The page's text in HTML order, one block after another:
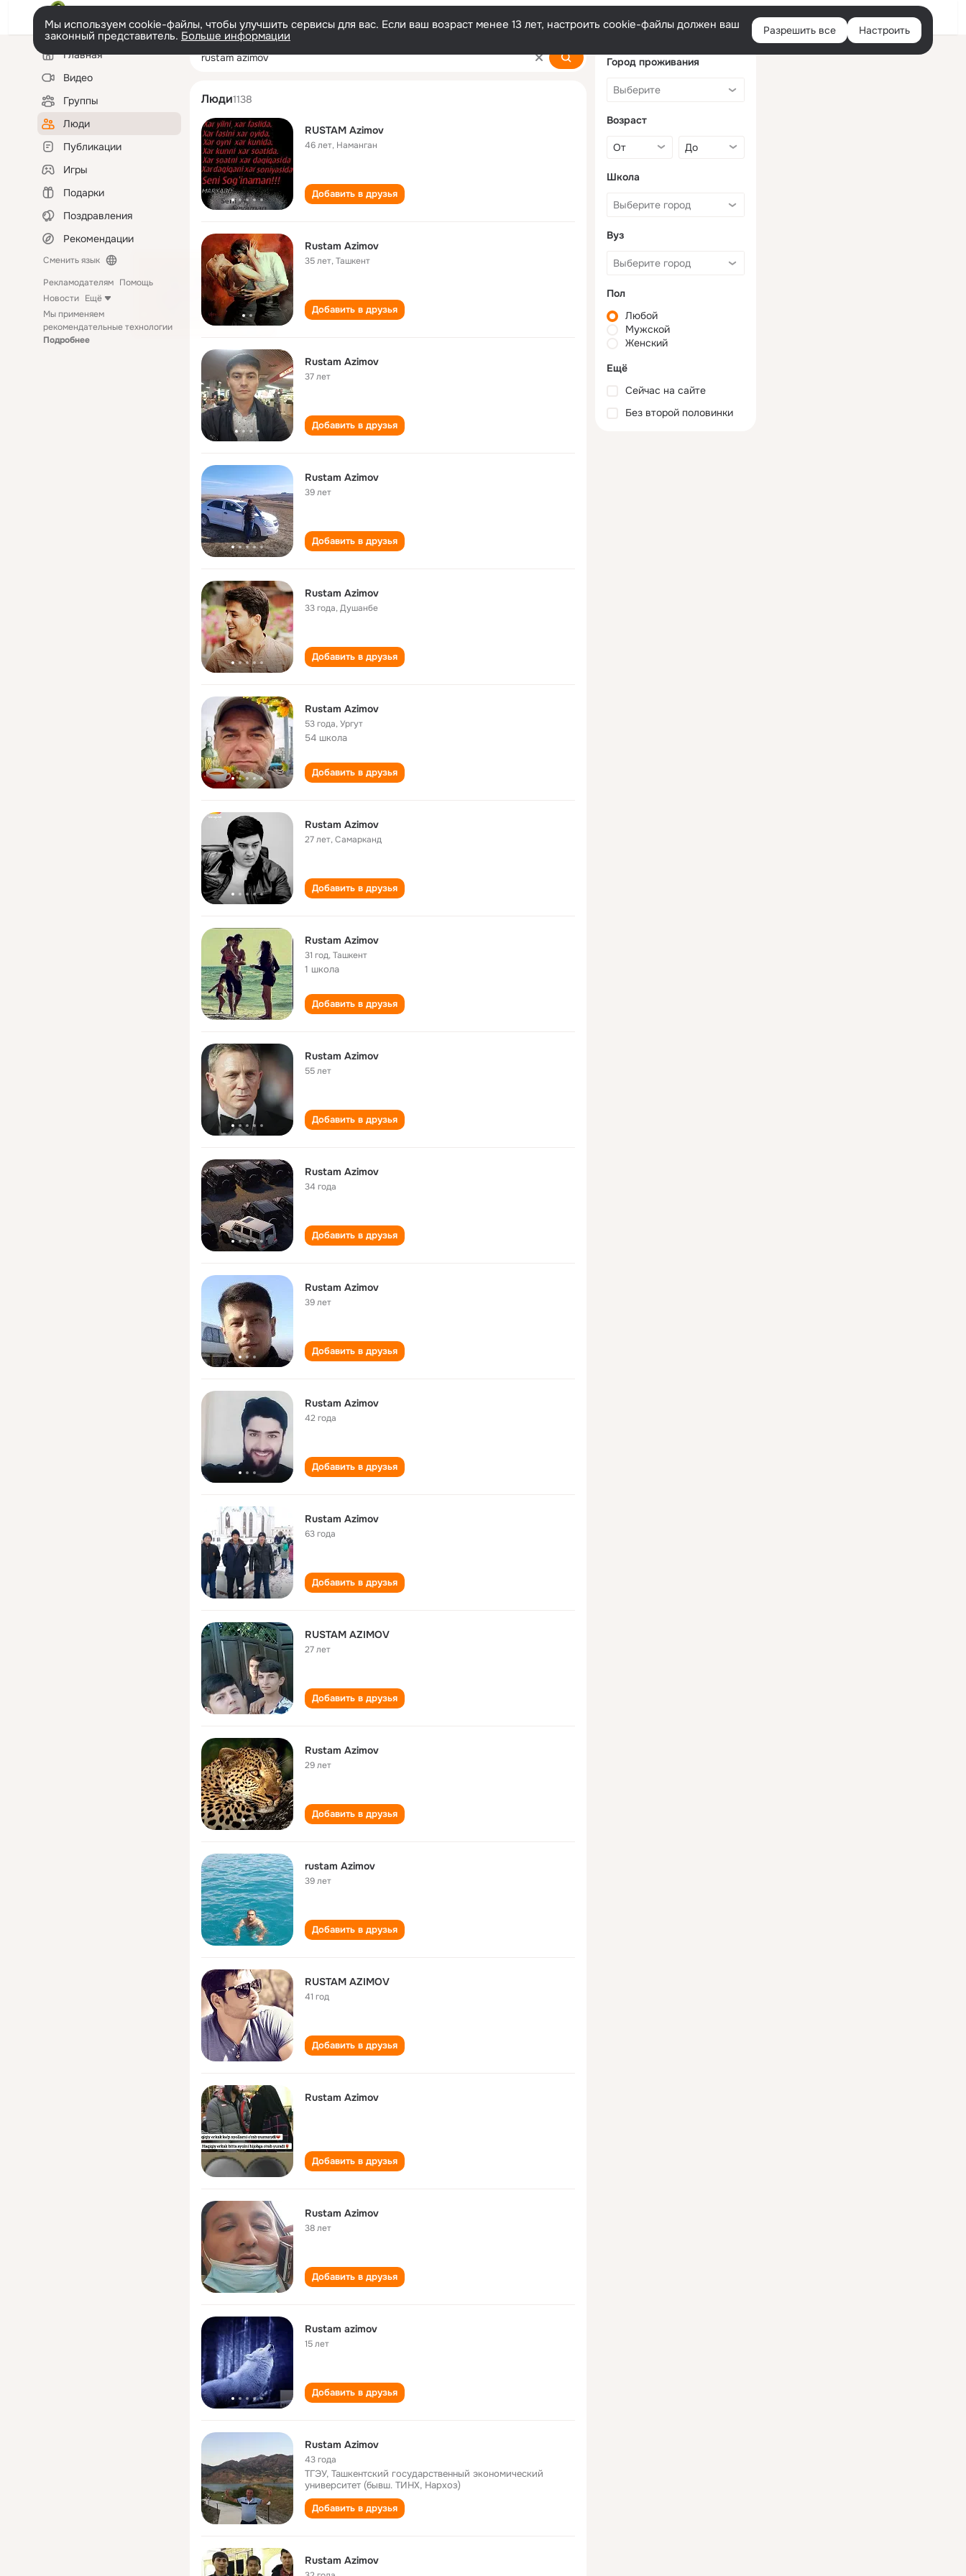
Войти
Мы используем cookie-файлы, чтобы улучшить сервисы для вас. Если ваш возраст менее 13 лет, настроить cookie-файлы должен ваш
законный представитель. Больше информации Разрешить все Настроить
Левая
колонкаГлавная
Видео
Группы
Люди
Публикации
Игры
Подарки
Поздравления
Рекомендации
Сменить язык
Рекламодателям Помощь
Новости Ещё
Мы применяем
рекомендательные технологии
Подробнее
rustam azimov
Люди1138
RUSTAM Azimov
46 лет, Наманган
Добавить в друзья
Rustam Azimov
35 лет,Ташкент
Добавить в друзья
Rustam Azimov
37 лет
Добавить в друзья
Rustam Azimov
39 лет
Добавить в друзья
Rustam Azimov
33 года,Душанбе
Добавить в друзья
Rustam Azimov
53 года,Ургут
54 школа
Добавить в друзья
Rustam Azimov
27 лет,Самарканд
Добавить в друзья
Rustam Azimov
31 год,Ташкент
1 школа
Добавить в друзья
Rustam Azimov
55 лет
Добавить в друзья
Rustam Azimov
34 года
Добавить в друзья
Rustam Azimov
39 лет
Добавить в друзья
Rustam Azimov
42 года
Добавить в друзья
Rustam Azimov
63 года
Добавить в друзья
RUSTAM AZIMOV
27 лет
Добавить в друзья
Rustam Azimov
29 лет
Добавить в друзья
rustam Azimov
39 лет
Добавить в друзья
RUSTAM AZIMOV
41 год
Добавить в друзья
Rustam Azimov
Добавить в друзья
Rustam Azimov
38 лет
Добавить в друзья
Rustam azimov
15 лет
Добавить в друзья
Rustam Azimov
43 года
ТГЭУ, Ташкентский государственный экономический
университет (бывш. ТИНХ, Нархоз)
Добавить в друзья
Rustam Azimov
Город проживания
Возраст
Школа
Вуз
Пол
Любой
Мужской
Женский
Ещё
Сейчас на сайте
Без второй половинки